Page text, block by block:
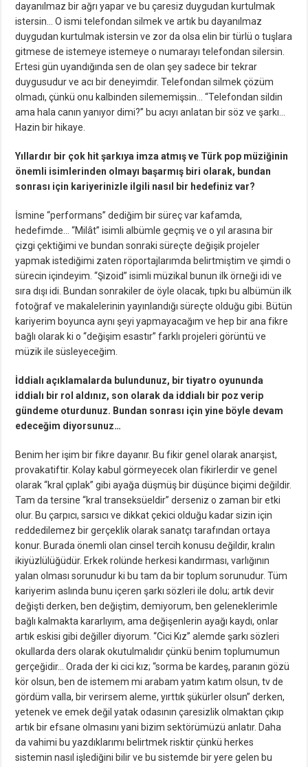
dayanılmaz bir ağrı yapar ve bu çaresiz duygudan kurtulmak
istersin… O ismi telefondan silmek ve artık bu dayanılmaz
duygudan kurtulmak istersin ve zor da olsa elin bir türlü o tuşlara
gitmese de istemeye istemeye o numarayı telefondan silersin.
Ertesi gün uyandığında sen de olan şey sadece bir tekrar
duygusudur ve acı bir deneyimdir. Telefondan silmek çözüm
olmadı, çünkü onu kalbinden silememişsin… “Telefondan sildin
ama hala canın yanıyor dimi?” bu acıyı anlatan bir söz ve şarkı…
Hazin bir hikaye.
Yıllardır bir çok hit şarkıya imza atmış ve Türk pop müziğinin
önemli isimlerinden olmayı başarmış biri olarak, bundan
sonrası için kariyerinizle ilgili nasıl bir hedefiniz var?
İsmine “performans” dediğim bir süreç var kafamda,
hedefimde… “Milât” isimli albümle geçmiş ve o yıl arasına bir
çizgi çektiğimi ve bundan sonraki süreçte değişik projeler
yapmak istediğimi zaten röportajlarımda belirtmiştim ve şimdi o
sürecin içindeyim. “Şizoid” isimli müzikal bunun ilk örneği idi ve
sıra dışı idi. Bundan sonrakiler de öyle olacak, tıpkı bu albümün ilk
fotoğraf ve makalelerinin yayınlandığı süreçte olduğu gibi. Bütün
kariyerim boyunca aynı şeyi yapmayacağım ve hep bir ana fikre
bağlı olarak ki o “değişim esastır” farklı projeleri görüntü ve
müzik ile süsleyeceğim.
İddialı açıklamalarda bulundunuz, bir tiyatro oyununda
iddialı bir rol aldınız, son olarak da iddialı bir poz verip
gündeme oturdunuz. Bundan sonrası için yine böyle devam
edeceğim diyorsunuz…
Benim her işim bir fikre dayanır. Bu fikir genel olarak anarşist,
provakatiftir. Kolay kabul görmeyecek olan fikirlerdir ve genel
olarak “kral çıplak” gibi ayağa düşmüş bir düşünce biçimi değildir.
Tam da tersine “kral transeksüeldir” derseniz o zaman bir etki
olur. Bu çarpıcı, sarsıcı ve dikkat çekici olduğu kadar sizin için
reddedilemez bir gerçeklik olarak sanatçı tarafından ortaya
konur. Burada önemli olan cinsel tercih konusu değildir, kralın
ikiyüzlülüğüdür. Erkek rolünde herkesi kandırması, varlığının
yalan olması sorunudur ki bu tam da bir toplum sorunudur. Tüm
kariyerim aslında bunu içeren şarkı sözleri ile dolu; artık devir
değişti derken, ben değiştim, demiyorum, ben geleneklerimle
bağlı kalmakta kararlıyım, ama değişenlerin ayağı kaydı, onlar
artık eskisi gibi değiller diyorum. “Cici Kız” alemde şarkı sözleri
okullarda ders olarak okutulmalıdır çünkü benim toplumumun
gerçeğidir… Orada der ki cici kız; “sorma be kardeş, paranın gözü
kör olsun, ben de istemem mi arabam yatım katım olsun, tv de
gördüm valla, bir verirsem aleme, yırttık şükürler olsun” derken,
yetenek ve emek değil yatak odasının çaresizlik olmaktan çıkıp
artık bir efsane olmasını yani bizim sektörümüzü anlatır. Daha
da vahimi bu yazdıklarımı belirtmek risktir çünkü herkes
sistemin nasıl işlediğini bilir ve bu sistemde bir yere gelen bu